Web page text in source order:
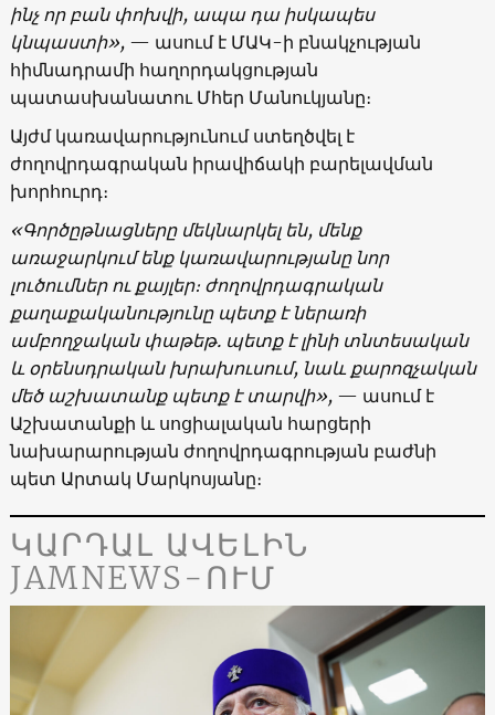
ինչ որ բան փոխվի, ապա դա իսկապես
կնպաստի»,— ասում է ՄԱԿ-ի բնակչության
հիմնադրամի հաղորդակցության
պատասխանատու Մհեր Մանուկյանը։
Այժմ կառավարությունում ստեղծվել է
ժողովրդագրական իրավիճակի բարելավման
խորհուրդ։
«Գործըթնացները մեկնարկել են, մենք
առաջարկում ենք կառավարությանը նոր
լուծումներ ու քայլեր։ ժողովրդագրական
քաղաքականությունը պետք է ներառի
ամբողջական փաթեթ. պետք է լինի տնտեսական
և օրենսդրական խրախուսում, նաև քարոզչական
մեծ աշխատանք պետք է տարվի»,— ասում է
Աշխատանքի և սոցիալական հարցերի
նախարարության ժողովրդագրության բաժնի
պետ Արտակ Մարկոսյանը։
ԿԱՐԴԱԼ ԱՎԵԼԻՆ
JAMNEWS-ՈՒՄ